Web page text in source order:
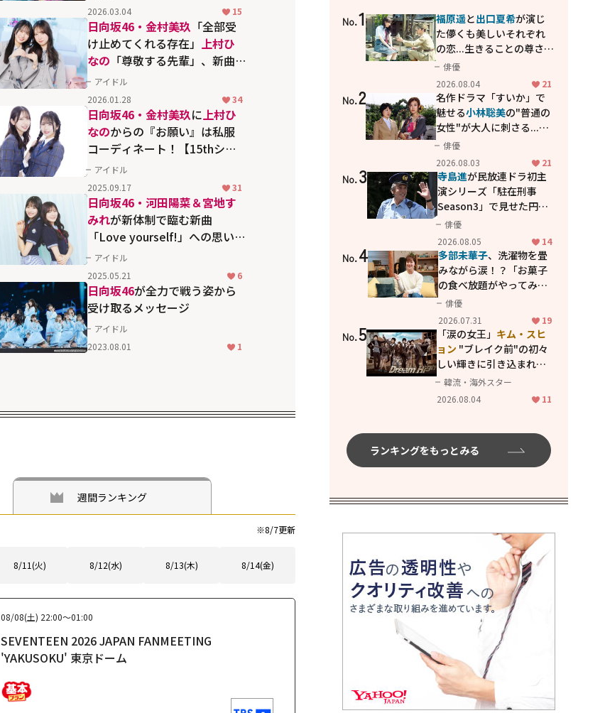
2026.03.04
15
日向坂46・金村美玖 「全部受
け止めてくれる存在」 上村ひ
なの 「尊敬する先輩」、新曲
「クリフハンガー」で卒業す
る松田好花 への想いを語る
アイドル
2026.01.28
34
日向坂46・金村美玖に上村ひ
なのからの『お願い』は私服
コーディネート！【15thシン
グル「お願いバッハ！」イン
タビュー】
アイドル
2025.09.17
31
日向坂46・河田陽菜＆宮地す
みれが新体制で臨む新曲
「Love yourself!」への思いを
語る「一期生から受け継いだ
ものを守って新しい日向坂を
作っていきたい」
アイドル
2025.05.21
6
日向坂46が全力で戦う姿から
受け取るメッセージ
アイドル
2023.08.01
1
週間ランキング
※8/7更新
8/11(火) 8/12(水) 8/13(木) 8/14(金)
08/08(土) 22:00～01:00
SEVENTEEN 2026 JAPAN FANMEETING
'YAKUSOKU' 東京ドーム
No.1 福原遥と出口夏希が演じ
た儚くも美しいそれぞれ
の恋...生きることの尊さを
教えてくれた映画「あの
花が咲く丘で、君とまた出
会えたら。」
俳優
2026.08.04
21
No.2
名作ドラマ「すいか」で
魅せる小林聡美の"普通の
女性"が大人に刺さる...映
画「かもめ食堂」にも通
じる静かな芝居
俳優
2026.08.03
21
No.3 寺島進が民放連ドラ初主
演シリーズ「駐在刑事
Season3」で見せた円熟
の演技
俳優
2026.08.05
14
No.4 多部未華子、洗濯物を畳
みながら涙！？「お菓子
の食べ放題がやってみた
い」ハンディファン4台の
暑さ対策も明かす
俳優
2026.07.31
19
No.5 「涙の女王」 キム・スヒ
ョン "ブレイク前"の初々
しい輝きに引き込まれ
る...2PM テギョン
共演の青春名作「ドリー
韓流・海外スター
2026.08.04
11
ランキングをもっとみる